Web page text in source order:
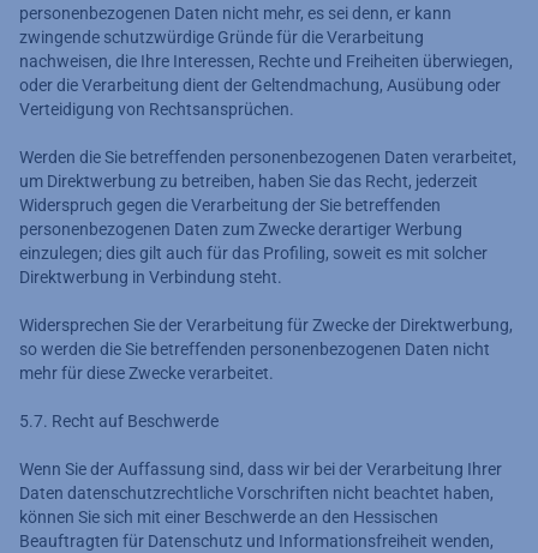
personenbezogenen Daten nicht mehr, es sei denn, er kann
zwingende schutzwürdige Gründe für die Verarbeitung
nachweisen, die Ihre Interessen, Rechte und Freiheiten überwiegen,
oder die Verarbeitung dient der Geltendmachung, Ausübung oder
Verteidigung von Rechtsansprüchen.
Werden die Sie betreffenden personenbezogenen Daten verarbeitet,
um Direktwerbung zu betreiben, haben Sie das Recht, jederzeit
Widerspruch gegen die Verarbeitung der Sie betreffenden
personenbezogenen Daten zum Zwecke derartiger Werbung
einzulegen; dies gilt auch für das Profiling, soweit es mit solcher
Direktwerbung in Verbindung steht.
Widersprechen Sie der Verarbeitung für Zwecke der Direktwerbung,
so werden die Sie betreffenden personenbezogenen Daten nicht
mehr für diese Zwecke verarbeitet.
5.7. Recht auf Beschwerde
Wenn Sie der Auffassung sind, dass wir bei der Verarbeitung Ihrer
Daten datenschutzrechtliche Vorschriften nicht beachtet haben,
können Sie sich mit einer Beschwerde an den Hessischen
Beauftragten für Datenschutz und Informationsfreiheit wenden,